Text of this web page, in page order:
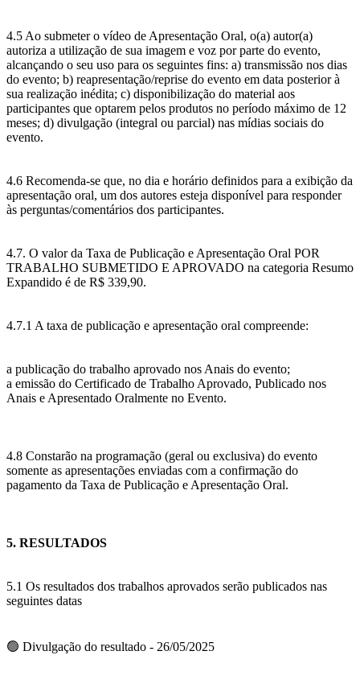
4.5 Ao submeter o vídeo de Apresentação Oral, o(a) autor(a)
autoriza a utilização de sua imagem e voz por parte do evento,
alcançando o seu uso para os seguintes fins: a) transmissão nos dias
do evento; b) reapresentação/reprise do evento em data posterior à
sua realização inédita; c) disponibilização do material aos
participantes que optarem pelos produtos no período máximo de 12
meses; d) divulgação (integral ou parcial) nas mídias sociais do
evento.
4.6 Recomenda-se que, no dia e horário definidos para a exibição da
apresentação oral, um dos autores esteja disponível para responder
às perguntas/comentários dos participantes.
4.7. O valor da Taxa de Publicação e Apresentação Oral POR
TRABALHO SUBMETIDO E APROVADO na categoria Resumo
Expandido é de R$ 339,90.
4.7.1 A taxa de publicação e apresentação oral compreende:
a publicação do trabalho aprovado nos Anais do evento;
a emissão do Certificado de Trabalho Aprovado, Publicado nos
Anais e Apresentado Oralmente no Evento.
4.8 Constarão na programação (geral ou exclusiva) do evento
somente as apresentações enviadas com a confirmação do
pagamento da Taxa de Publicação e Apresentação Oral.
5. RESULTADOS
5.1 Os resultados dos trabalhos aprovados serão publicados nas
seguintes datas
🟢 Divulgação do resultado - 26/05/2025